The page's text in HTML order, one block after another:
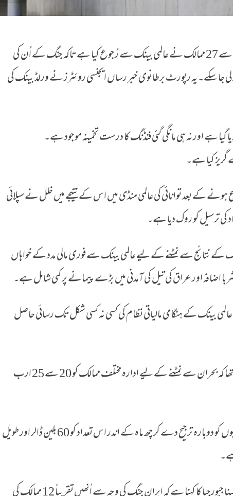
ایران پر امریکہ اور اسرائیل کے حملوں کے بعد سے 27 ممالک نے عالمی بینک سے رُجوع کیا ہے تاکہ جنگ کے اُن کی
سکے۔ یہ رپورٹ برطانوی خبر رساں ایجنسی روئٹرز نے ورلڈ بینک کی
گیا ہے اور نہ ہی مانگی گئی فنڈنگ ​​کا درست تخمینہ موجود ہے۔
کیا ہے۔
تنازع شروع ہونے کے بعد توانائی کی عالمی منڈی میں اس کے نتیجے میں خلل نے سپلائی
کی ترسیل کو روک دیا ہے۔
کے نتائج سے نمٹنے کے لیے عالمی بینک سے فوری مالی مدد کے خواہاں
اضافہ اور عراق کی تیل کی آمدنی میں بڑے پیمانے پر کمی شامل ہے۔
ہیں جنھیں عالمی بینک کے ہنگامی مالیاتی نظام کی کسی نہ کسی شکل تک رسائی حاصل
عالمی بینک کے صدر اجے بنگا نے گذشتہ ماہ کہا تھا کہ بحران سے نمٹنے کے لیے ادارہ مختلف ممالک کو 20 سے 25 ارب
اُنھوں نے مزید کہا کہ ورلڈ بینک اپنے کچھ منصوبوں کو دوبارہ ترجیح دے کر چھ ماہ کے اندر اس تعداد کو 60 بلین ڈالر اور طویل